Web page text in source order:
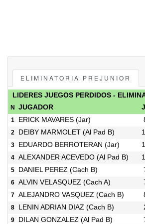
ELIMINATORIA PREJUNIOR
LIDERES JUEGOS PERDIDOS -
N JUGADOR
1 ERICK MAVARES (Jar)
2 DEIBY MARMOLET (Al Pad B)
3 EDUARDO BERROTERAN (Jar)
4 ALEXANDER ACEVEDO (Al Pad B)
5 DANIEL PEREZ (Cach B)
6 ALVIN VELASQUEZ (Cach A)
7 ALEJANDRO VASQUEZ (Cach B)
8 LENIN ADRIAN DIAZ (Cach B)
9 DILAN GONZALEZ (Al Pad B)